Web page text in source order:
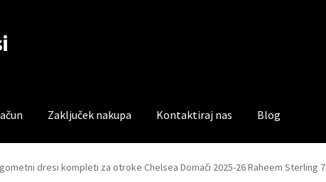
Zaključek nakupa Kontaktiraj nas Blog
Trgovina Zaključek nakupa
dresi kompleti za otroke Chelsea Domači 2025-26 Raheem Sterling 7